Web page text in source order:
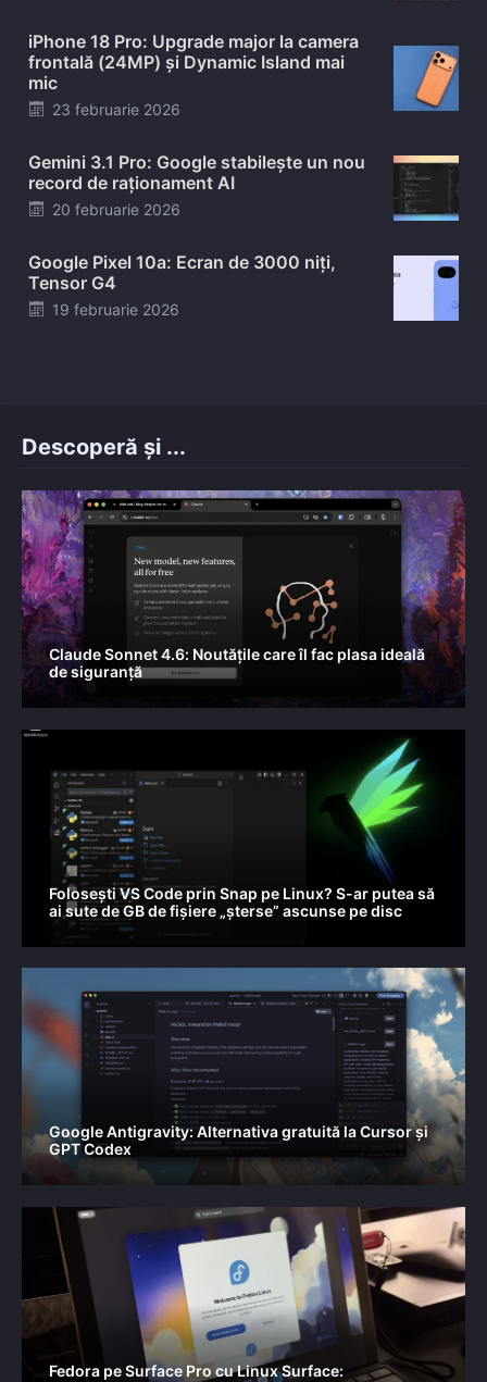
iPhone 18 Pro: Upgrade major la camera
frontală (24MP) și Dynamic Island mai
mic
Posted
23 februarie 2026
Gemini 3.1 Pro: Google stabilește un nou
record de raționament AI
Posted
20 februarie 2026
Google Pixel 10a: Ecran de 3000 niți,
Tensor G4
Posted
19 februarie 2026
Descoperă și ...
Claude Sonnet 4.6: Noutățile care îl fac plasa ideală
de siguranță
Folosești VS Code prin Snap pe Linux? S-ar putea să
ai sute de GB de fișiere „șterse” ascunse pe disc
Google Antigravity: Alternativa gratuită la Cursor și
GPT Codex
Fedora pe Surface Pro cu Linux Surface: